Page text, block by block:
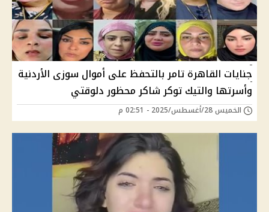
جنايات القاهرة تامر بالتحفظ على أموال سوزى الأردنية
وأسرتها والتيك توكر شاكر محظور دلوقتي
الخميس 28/أغسطس/2025 - 02:51 م